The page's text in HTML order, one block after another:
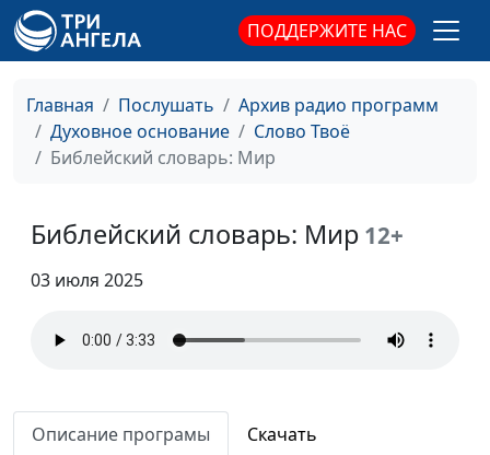
ПОДДЕРЖИТЕ НАС
Главная Послушать
Архив радио программ
Духовное основание
Слово Твоё
Библейский словарь: Мир
Библейский словарь: Мир 12+
03 июля 2025
Описание програмы Скачать
Библейский словарь: Бессмертие
Библейский словарь: Армагеддон